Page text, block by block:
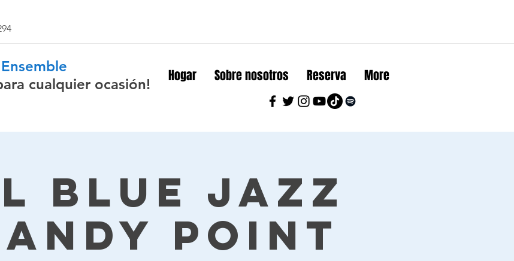
cualquier ocasión!
Hogar Sobre nosotros Reserva More
Blue Jazz
Point